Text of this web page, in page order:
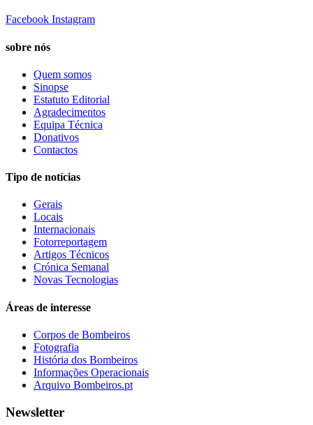
Facebook Instagram
sobre nós
Quem somos
Sinopse
Estatuto Editorial
Agradecimentos
Equipa Técnica
Donativos
Contactos
Tipo de notícias
Gerais
Locais
Internacionais
Fotorreportagem
Artigos Técnicos
Crónica Semanal
Novas Tecnologias
Áreas de interesse
Corpos de Bombeiros
Fotografia
História dos Bombeiros
Informações Operacionais
Arquivo Bombeiros.pt
Newsletter